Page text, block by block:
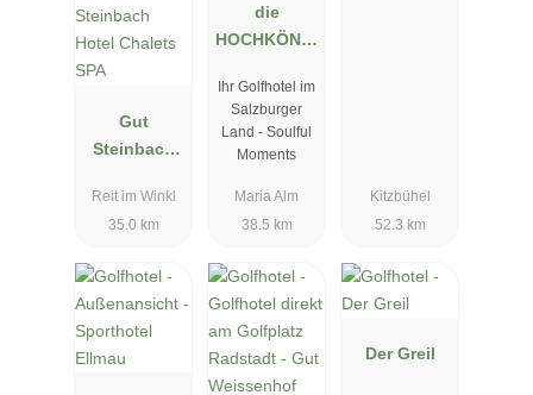
Gut
Steinbach
Chalets SPA
Reit im Winkl
35.0 km
die
HOCHKÖNIG
Mountain
Resort
Ihr Golfhotel im
Salzburger
Land - Soulful
Moments
Maria Alm
38.5 km
Kitzbühel
52.3 km
Der Greil